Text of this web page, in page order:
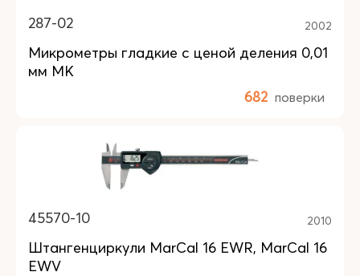
287-02 2002
Микрометры гладкие с ценой деления 0,01
мм МК
682 поверки
45570-10 2010
Штангенциркули MarCal 16 EWR, MarCal 16
EWV